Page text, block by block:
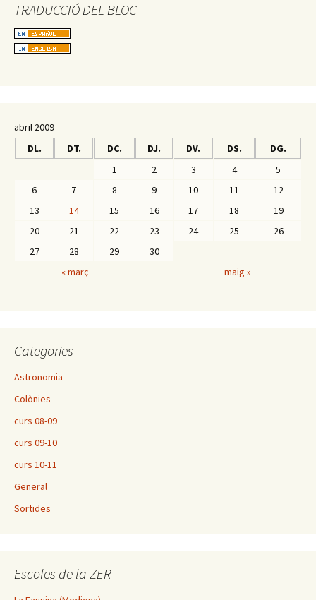
TRADUCCIÓ DEL BLOC
abril 2009
DL.
DT. DC. DJ. DV. DS. DG.
« març maig »
1 2 3 4
5
6
7 8 9 10 11
12
13
14 15 16 17 18
19
20
21 22 23 24 25
26
27
28 29 30
Categories
Astronomia
Colònies
curs 08-09
curs 09-10
curs 10-11
General
Sortides
Escoles de la ZER